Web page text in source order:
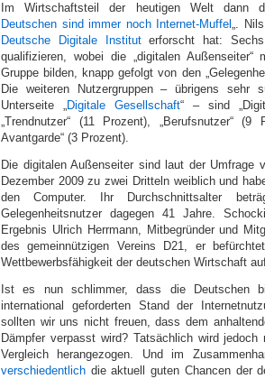
Im Wirtschaftsteil der heutigen Welt dann
Deutschen sind immer noch Internet-Muffel„.
Deutsche Digitale Instituterforscht hat:
qualifizieren, wobei die „digitalen
Gruppe bilden, knapp gefolgt von den
Die weiteren Nutzergruppen – übrigens sehr
Unterseite „Digitale Gesellschaft“ – sind
„Trendnutzer“ (11 Prozent), „Berufsnutzer“
Avantgarde“ (3 Prozent).
Die digitalen Außenseiter sind laut der Umfrage
Dezember 2009 zu zwei Dritteln weiblich und
den Computer. Ihr Durchschnittsalter
Gelegenheitsnutzer dagegen 41 Jahre.
Ergebnis Ulrich Herrmann, Mitbegründer und
des gemeinnützigen Vereins D21, er
Wettbewerbsfähigkeit der deutschen Wirtschaft
Ist es nun schlimmer, dass die Deutschen
international geforderten Stand der
sollten wir uns nicht freuen, dass dem
Dämpfer verpasst wird? Tatsächlich wird jedoch
Vergleich herangezogen. Und im
verschiedentlich die aktuell guten Chancen der